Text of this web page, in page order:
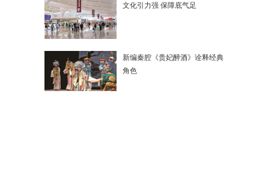
文化引力强 保障底气足
新编秦腔《贵妃醉酒》诠释经典
角色